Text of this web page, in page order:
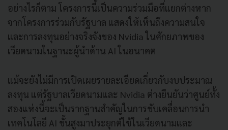
อย่างไรก็ตาม โครงการนี้เป็นความร่วมมือที่แยกต่างหาก
จากโครงการร่วมกับรัฐบาล แสดงให้เห็นถึงความสนใจ
และการลงทุนอย่างจริงจังของ Nvidia ในศักยภาพของ
เวียดนามในฐานะผู้นำด้าน AI ในอนาคต
แม้จะยังไม่มีการเปิดเผยรายละเอียดเกี่ยวกับงบประมาณ
ลงทุน แต่รัฐบาลเวียดนามและ Nvidia ต่างยืนยันว่าศูนย์ทั้ง
สองแห่งนี้จะเป็นรากฐานสำคัญในการขับเคลื่อนการนำ
เทคโนโลยี AI ขั้นสูงมาประยุกต์ใช้ในเวียดนามและ